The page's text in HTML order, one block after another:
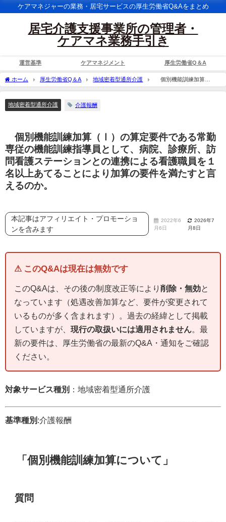
ケアマネジャーの業務・居宅サービスの厚生労働省Q&Aをまとめ
居宅介護支援事業所の管理者・
ケアマネ業務手引き
運営基準 ケアマネジメント 厚生労働省Q＆A
ホーム 厚生労働省Q＆A 地域密着型通所介護
個別機能訓練加算
（Ⅰ）の算定要件である常勤専従の機能訓練指導員として、病院、診療所、訪問看護
すと言えるのか。
地域密着型通所介護 介護報酬
個別機能訓練加算（Ⅰ）の算定要件である常勤
専従の機能訓練指導員として、病院、診療所、訪
問看護ステーションとの連携による看護職員を１
名以上あてることにより加算の要件を満たすと言
えるのか。
本記事はアフィリエイト・プロモーショ
ンを含みます
2022年6
月6日
2026年7
月8日
⚠ このQ&Aは現在は無効です
このQ&Aは、その後の制度改正等により 削除・無効と
なっています（処遇改善加算など、要件が変更されて
いるものが多く含まれます）。過去の経緯として掲載
していますが、 現行の取扱いには適用されません 。最
新の要件は、厚生労働省の最新のQ&A・通知をご確認
ください。
対象サービス種別 ：地域密着型通所介護
基準種別 :介護報酬
「個別機能訓練加算について」
質問